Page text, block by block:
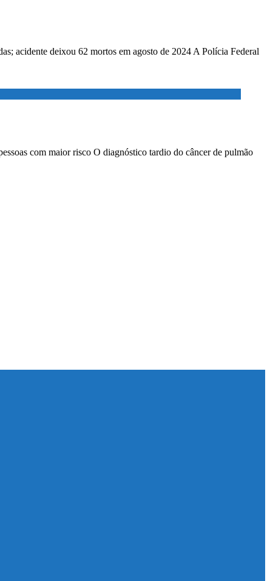
acidente deixou 62 mortos em agosto de 2024 A Polícia Federal
com maior risco O diagnóstico tardio do câncer de pulmão